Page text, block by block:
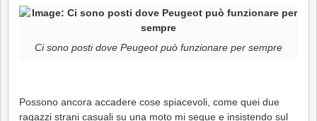
Ci sono posti dove Peugeot può funzionare per sempre
Possono ancora accadere cose spiacevoli, come quei due
ragazzi strani casuali su una moto mi segue e insistendo sul